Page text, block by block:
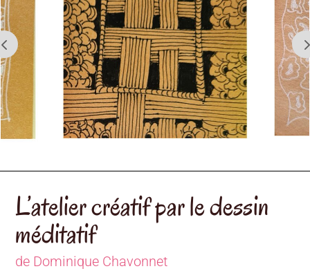
L’atelier créatif par le dessin
méditatif
de Dominique Chavonnet